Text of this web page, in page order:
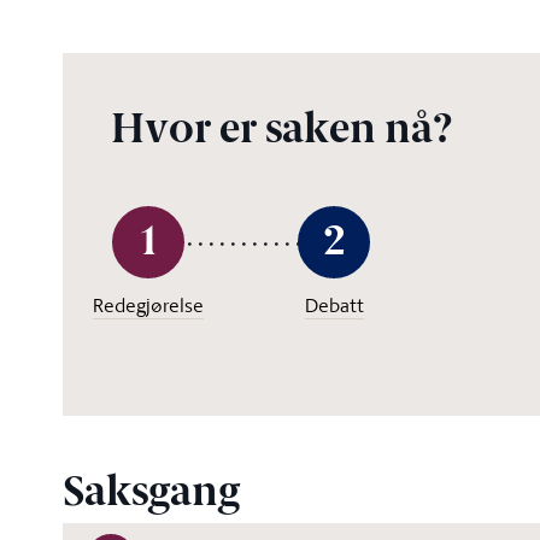
Hvor er saken nå?
1
Redegjørelse
2
Debatt
Saksgang